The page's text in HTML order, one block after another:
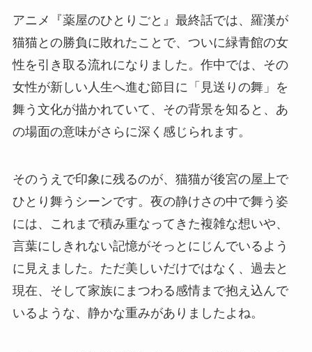
アニメ『薬屋のひとりごと』最終話では、羅漢が
猫猫との勝負に敗れたことで、ついに緑青館の女
性を引き取る流れになりました。作中では、その
女性が新しい人生へ進む節目に「見送りの舞」を
舞う文化が描かれていて、その背景を知ると、あ
の場面の意味がさらに深く感じられます。
そのうえで印象に残るのが、猫猫が後宮の屋上で
ひとり舞うシーンです。夜の静けさの中で舞う姿
には、これまで積み重なってきた複雑な想いや、
言葉にしきれない記憶がそっとにじんでいるよう
に見えました。ただ美しいだけではなく、過去と
現在、そして家族にまつわる感情まで抱え込んで
いるような、静かな重みがありましたよね。